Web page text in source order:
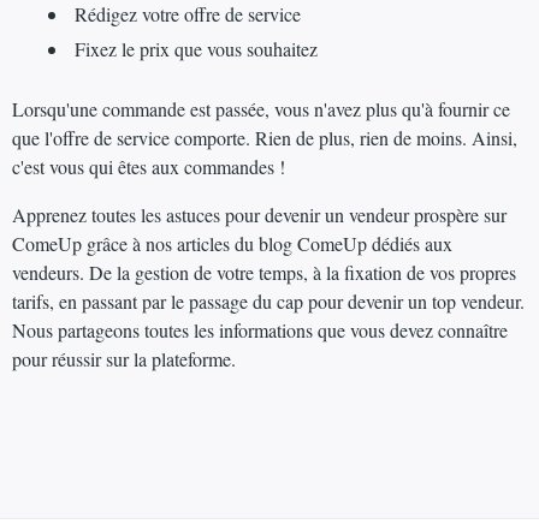
Rédigez votre offre de service
Fixez le prix que vous souhaitez
Lorsqu'une commande est passée, vous n'avez plus qu'à fournir ce
que l'offre de service comporte. Rien de plus, rien de moins. Ainsi,
c'est vous qui êtes aux commandes !
Apprenez toutes les astuces pour devenir un vendeur prospère sur
ComeUp grâce à nos articles du blog ComeUp dédiés aux
vendeurs. De la gestion de votre temps, à la fixation de vos propres
tarifs, en passant par le passage du cap pour devenir un top vendeur.
Nous partageons toutes les informations que vous devez connaître
pour réussir sur la plateforme.